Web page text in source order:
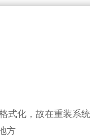
式化，故在重装系
方